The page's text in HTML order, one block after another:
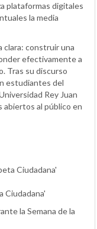
plataformas digitales
la media
clara: construir una
efectivamente a
Tras su discurso
estudiantes del
Rey Juan
abiertos al público en
Ciudadana'
Ciudadana'
la Semana de la